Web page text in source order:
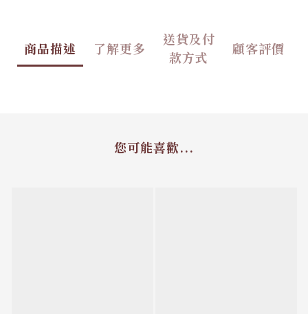
商品描述 了解更多
送貨及付
款方式
顧客評價
您可能喜歡...